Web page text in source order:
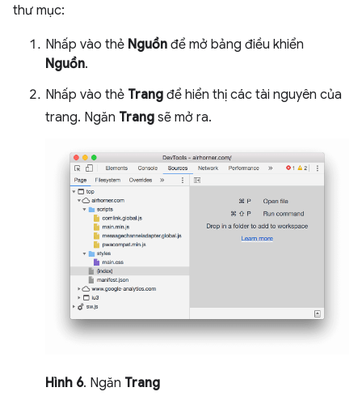
thư mục:
Nhấp vào thẻ Nguồn để mở bảng điều khiển
Nguồn.
Nhấp vào thẻ Trang để hiển thị các tài nguyên của
trang. Ngăn Trang sẽ mở ra.
Hình 6. Ngăn Trang